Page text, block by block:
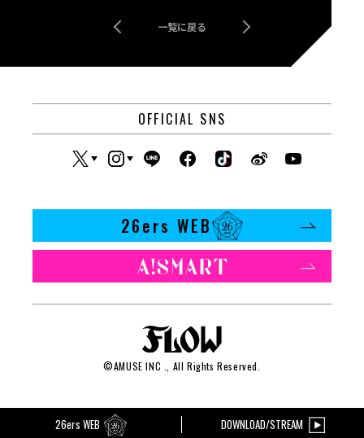
一覧に戻る
OFFICIAL SNS
26ers WEB
©AMUSE INC ., All Rights Reserved.
26ers WEB DOWNLOAD/STREAM